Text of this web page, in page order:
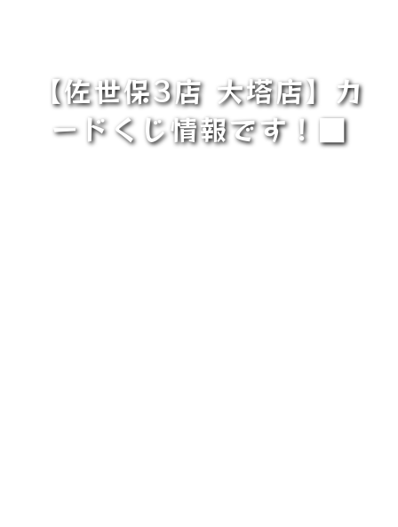
【佐世保3店 大塔店】カ
ードくじ情報です！■